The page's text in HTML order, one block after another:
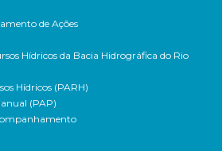
de Ações
Hídricos da Bacia Hidrográfica do Rio
Hídricos (PARH)
(PAP)